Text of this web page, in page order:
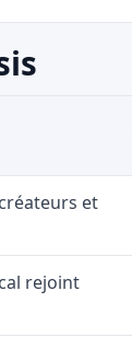
et
rejoint